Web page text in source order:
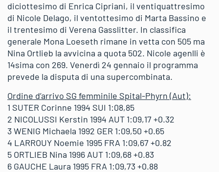
diciottesimo di Enrica Cipriani, il ventiquattresimo
di Nicole Delago, il ventottesimo di Marta Bassino e
il trentesimo di Verena Gasslitter. In classifica
generale Mona Loeseth rimane in vetta con 505 ma
Nina Ortlieb la avvicina a quota 502. Nicole agenlli è
14sima con 269. Venerdì 24 gennaio il programma
prevede la disputa di una supercombinata.
Ordine d’arrivo SG femminile Spital-Phyrn (Aut):
1 SUTER Corinne 1994 SUI 1:08,85
2 NICOLUSSI Kerstin 1994 AUT 1:09,17 +0.32
3 WENIG Michaela 1992 GER 1:09,50 +0.65
4 LARROUY Noemie 1995 FRA 1:09,67 +0.82
5 ORTLIEB Nina 1996 AUT 1:09,68 +0.83
6 GAUCHE Laura 1995 FRA 1:09,73 +0.88